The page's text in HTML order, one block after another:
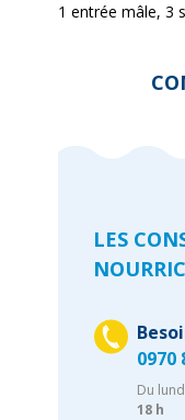
1 entrée mâle, 3
LES
0970
Du
18 h